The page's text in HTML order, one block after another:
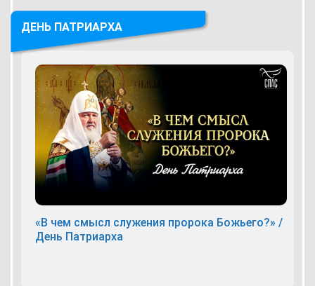
ДЕНЬ ПАТРИАРХА
«В чем смысл служения пророка Божьего?» /
День Патриарха